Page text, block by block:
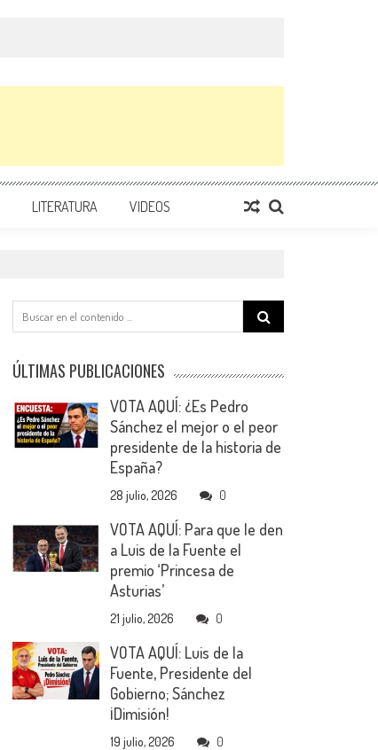
LITERATURA VIDEOS
Search
for:
ÚLTIMAS PUBLICACIONES
VOTA AQUÍ: ¿Es Pedro
Sánchez el mejor o el peor
presidente de la historia de
España?
28 julio, 2026 0
VOTA AQUÍ: Para que le den
a Luis de la Fuente el
premio ‘Princesa de
Asturias’
21 julio, 2026 0
VOTA AQUÍ: Luis de la
Fuente, Presidente del
Gobierno; Sánchez
¡Dimisión!
19 julio, 2026 0